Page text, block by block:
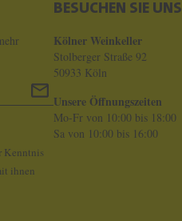
Kenntnis
ihnen
BESUCHEN SIE UNS
Kölner Weinkeller
Stolberger Straße 92
50933 Köln
Unsere Öffnungszeiten
Mo-Fr von 10:00 bis 18:00
Sa von 10:00 bis 16:00